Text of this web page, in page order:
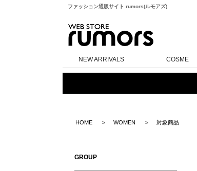
ファッション通販サイト rumors(ルモアズ)
NEW ARRIVALS COSME
HOME WOMEN 対象商品
GROUP